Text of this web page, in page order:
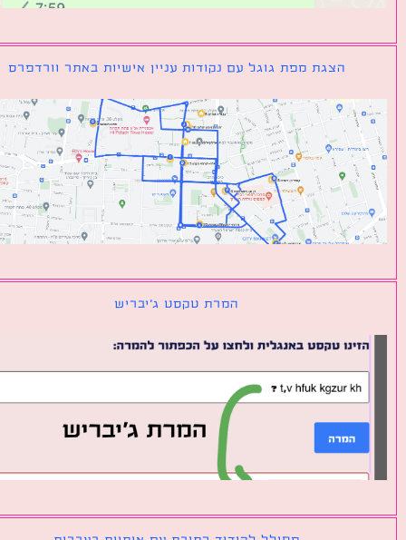
הצגת מפת גוגל עם נקודות עניין אישיות באתר וורדפרס
המרת טקסט ג׳יבריש